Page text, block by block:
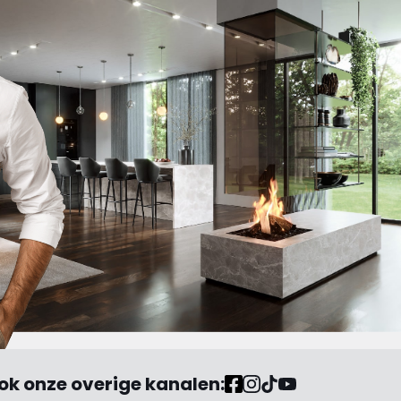
genomen wordt. Ben al
benieuwd naar het antwoord
waarin de schuld bij anderen
of mijzelf wordt neergelegd. "
onze overige kanalen: